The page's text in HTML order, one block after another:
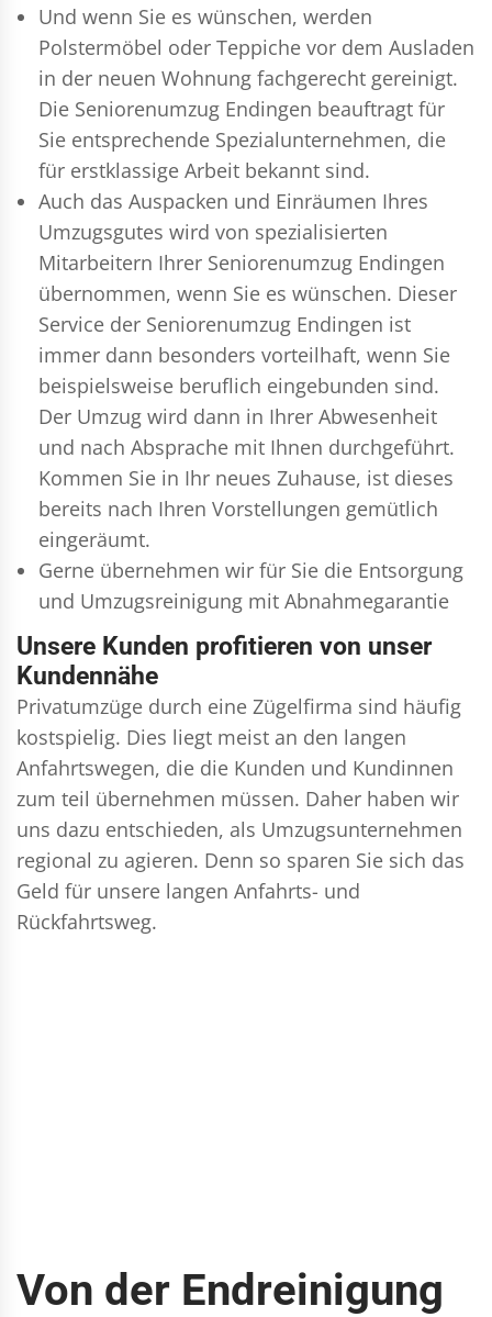
Und wenn Sie es wünschen, werden
Polstermöbel oder Teppiche vor dem Ausladen
in der neuen Wohnung fachgerecht gereinigt.
Die Seniorenumzug Endingen beauftragt für
Sie entsprechende Spezialunternehmen, die
für erstklassige Arbeit bekannt sind.
Auch das Auspacken und Einräumen Ihres
Umzugsgutes wird von spezialisierten
Mitarbeitern Ihrer Seniorenumzug Endingen
übernommen, wenn Sie es wünschen. Dieser
Service der Seniorenumzug Endingen ist
immer dann besonders vorteilhaft, wenn Sie
beispielsweise beruflich eingebunden sind.
Der Umzug wird dann in Ihrer Abwesenheit
und nach Absprache mit Ihnen durchgeführt.
Kommen Sie in Ihr neues Zuhause, ist dieses
bereits nach Ihren Vorstellungen gemütlich
eingeräumt.
Gerne übernehmen wir für Sie die Entsorgung
und Umzugsreinigung mit Abnahmegarantie
Unsere Kunden profitieren von unser
Kundennähe
Privatumzüge durch eine Zügelfirma sind häufig
kostspielig. Dies liegt meist an den langen
Anfahrtswegen, die die Kunden und Kundinnen
zum teil übernehmen müssen. Daher haben wir
uns dazu entschieden, als Umzugsunternehmen
regional zu agieren. Denn so sparen Sie sich das
Geld für unsere langen Anfahrts- und
Rückfahrtsweg.
Von der Endreinigung